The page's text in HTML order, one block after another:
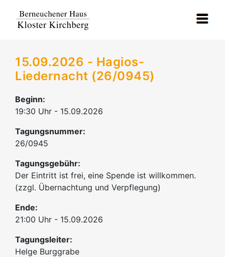
15.09.2026 - Hagios-
Liedernacht (26/0945)
Beginn:
19:30 Uhr - 15.09.2026
Tagungsnummer:
26/0945
Tagungsgebühr:
Der Eintritt ist frei, eine Spende ist willkommen.
(zzgl. Übernachtung und Verpflegung)
Ende:
21:00 Uhr - 15.09.2026
Tagungsleiter:
Helge Burggrabe